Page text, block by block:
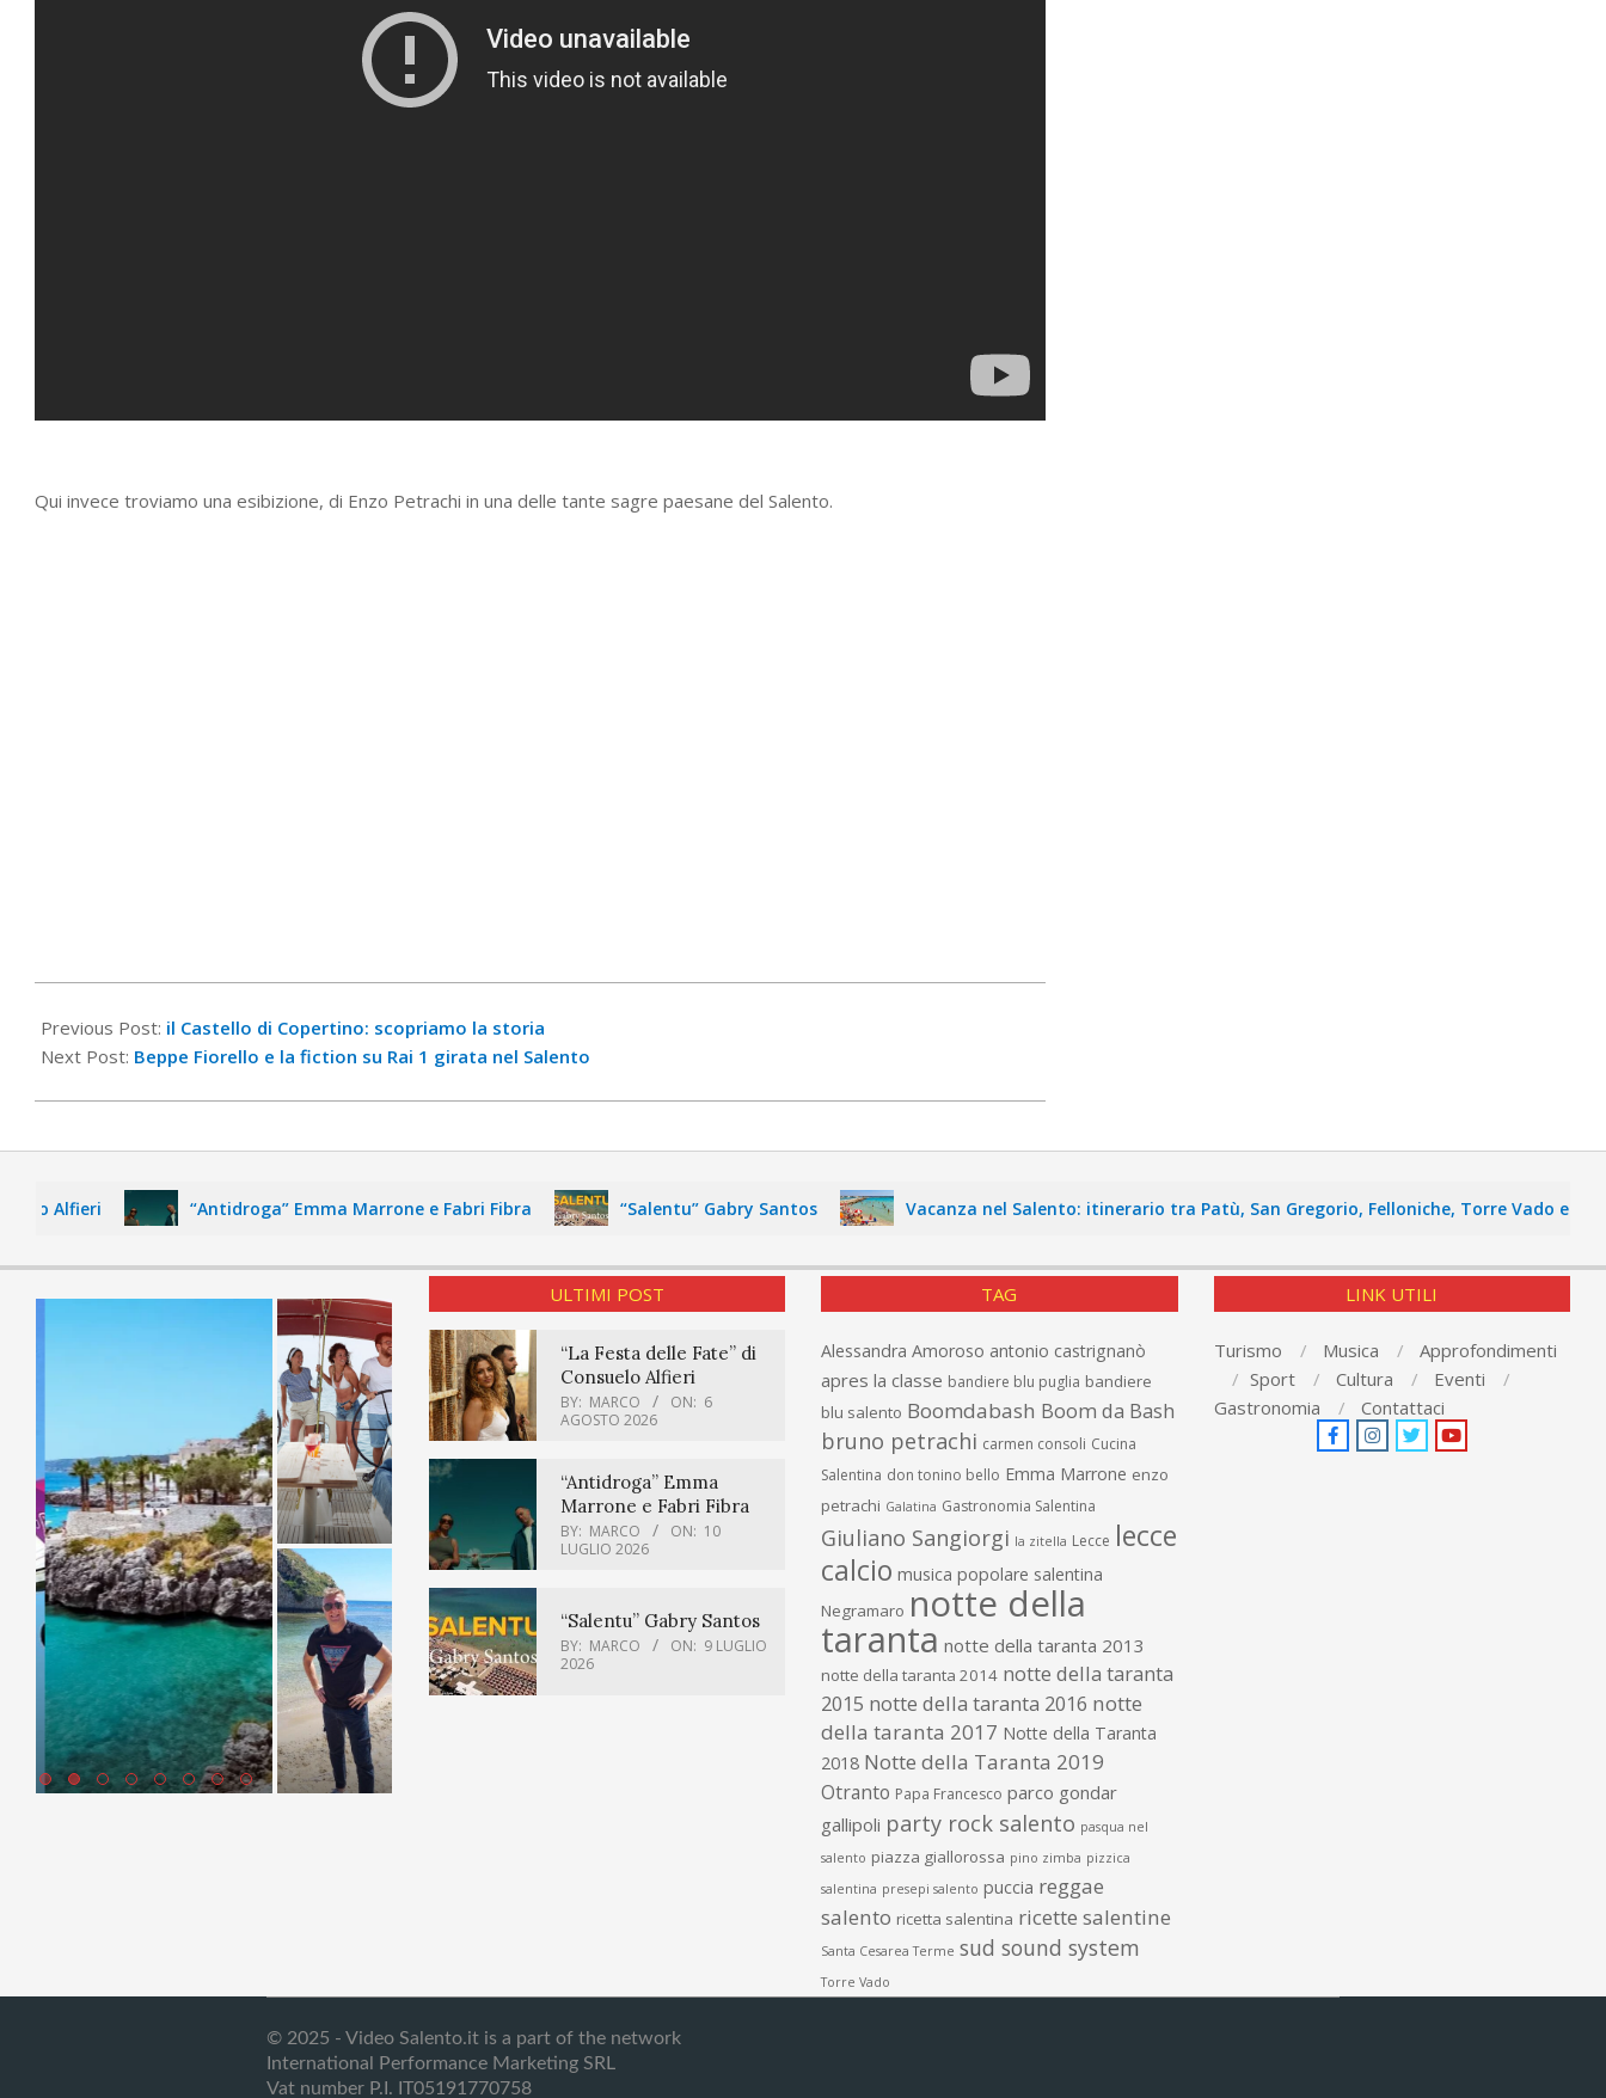
Qui invece troviamo una esibizione, di Enzo Petrachi in una delle tante sagre paesane del Salento.
11-
05
Previous Post: il Castello di Copertino: scopriamo la storia
Next Post: Beppe Fiorello e la fiction su Rai 1 girata nel Salento
“Antidroga” Emma Marrone e Fabri Fibra “Salentu” Gabry Santos Vacanza nel Salento: itinerario tra Patù, San Gregorio, Felloniche, Torre Vado e Pescoluse
ULTIMI POST
“La Festa delle Fate” di
Consuelo Alfieri
BY: MARCO ON: 6
AGOSTO 2026
“Antidroga” Emma
Marrone e Fabri Fibra
BY: MARCO ON: 10
LUGLIO 2026
“Salentu” Gabry Santos
BY: MARCO ON: 9 LUGLIO
2026
TAG
Alessandra Amoroso antonio castrignanò
apres la classe bandiere blu puglia bandiere
blu salento Boomdabash Boom da Bash
bruno petrachi carmen consoli Cucina
Salentina don tonino bello Emma Marrone enzo
petrachi Galatina Gastronomia Salentina
Giuliano Sangiorgi la zitella Lecce lecce
calcio musica popolare salentina
Negramaro notte della
taranta notte della taranta 2013
notte della taranta 2014 notte della taranta
2015 notte della taranta 2016 notte
della taranta 2017 Notte della Taranta
2018 Notte della Taranta 2019
Otranto Papa Francesco parco gondar
gallipoli party rock salento pasqua nel
salento piazza giallorossa pino zimba pizzica
salentina presepi salento puccia reggae
salento ricetta salentina ricette salentine
Santa Cesarea Terme sud sound system
Torre Vado
LINK UTILI
Turismo Musica
Approfondimenti
Sport
Cultura
Eventi
Gastronomia
Contattaci
© 2025 - Video Salento.it is a part of the network
International Performance Marketing SRL
Vat number P.I. IT05191770758